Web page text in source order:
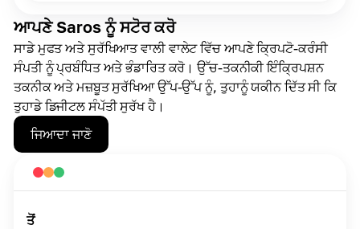
ਆਪਣੇ Saros ਨੂੰ ਸਟੋਰ ਕਰੋ
ਸਾਡੇ ਮੁਫਤ ਅਤੇ ਸੁਰੱਖਿਆਤ ਵਾਲੀ ਵਾਲੇਟ ਵਿੱਚ ਆਪਣੇ ਕ੍ਰਿਪਟੋ-ਕਰੰਸੀ
ਸੰਪਤੀ ਨੂੰ ਪ੍ਰਬੰਧਿਤ ਅਤੇ ਭੰਡਾਰਿਤ ਕਰੋ। ਉੱਚ-ਤਕਨੀਕੀ ਇੰਕ੍ਰਿਪਸ਼ਨ
ਤਕਨੀਕ ਅਤੇ ਮਜ਼ਬੂਤ ਸੁਰੱਖਿਆ ਉੱਪ-ਉੱਪ ਨੂੰ, ਤੁਹਾਨੂੰ ਯਕੀਨ ਦਿੱਤ ਸੀ ਕਿ
ਤੁਹਾਡੇ ਡਿਜੀਟਲ ਸੰਪੱਤੀ ਸੁਰੱਖ ਹੈ।
ਜਿਆਦਾ ਜਾਣੋ
ਤੋਂ